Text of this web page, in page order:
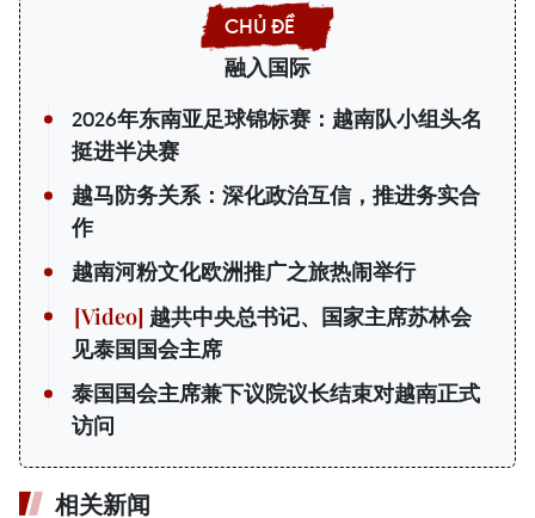
融入国际
2026年东南亚足球锦标赛：越南队小组头名
挺进半决赛
越马防务关系：深化政治互信，推进务实合
作
越南河粉文化欧洲推广之旅热闹举行
越共中央总书记、国家主席苏林会
见泰国国会主席
泰国国会主席兼下议院议长结束对越南正式
访问
相关新闻